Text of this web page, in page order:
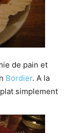
de pain et
Bordier. A la
simplement